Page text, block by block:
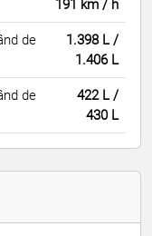
191 km / h
de
1.398 L /
1.406 L
de
422 L /
430 L